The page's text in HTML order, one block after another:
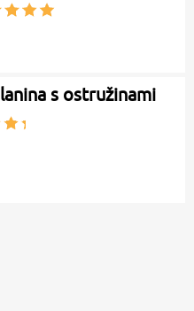
s ostružinami